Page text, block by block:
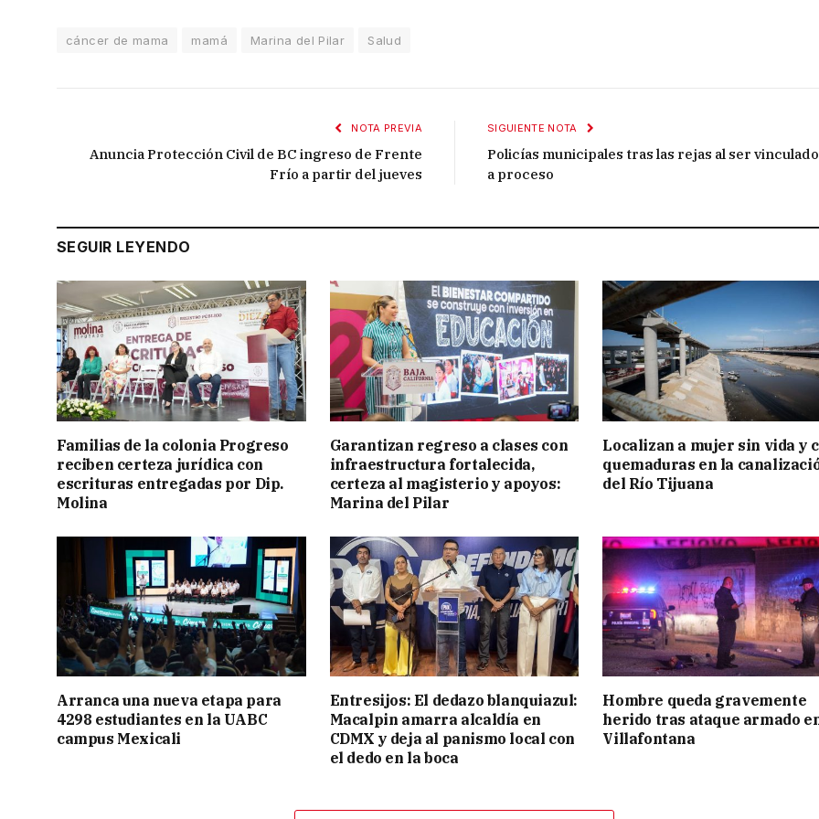
cáncer de mama mamá Marina del Pilar Salud
NOTA PREVIA
Anuncia Protección Civil de BC ingreso de Frente
Frío a partir del jueves
SIGUIENTE NOTA
Policías municipales tras las rejas al ser
a proceso
SEGUIR LEYENDO
Familias de la colonia Progreso
reciben certeza jurídica con
escrituras entregadas por Dip.
Molina
Garantizan regreso a clases con
infraestructura fortalecida,
certeza al magisterio y apoyos:
Marina del Pilar
Localizan a mujer sin vida y
quemaduras en la
del Río Tijuana
Arranca una nueva etapa para
4298 estudiantes en la UABC
campus Mexicali
Entresijos: El dedazo blanquiazul:
Macalpin amarra alcaldía en
CDMX y deja al panismo local con
el dedo en la boca
Hombre queda gravemente
herido tras ataque armado
Villafontana